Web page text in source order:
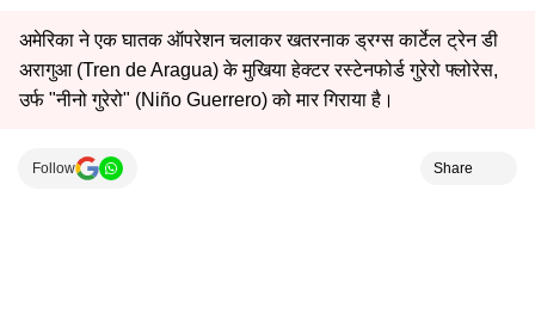
अमेरिका ने एक घातक ऑपरेशन चलाकर खतरनाक ड्रग्स कार्टेल ट्रेन डी
अरागुआ (Tren de Aragua) के मुखिया हेक्टर रस्टेनफोर्ड गुरेरो फ्लोरेस,
उर्फ ​​"नीनो गुरेरो" (Niño Guerrero) को मार गिराया है।
Follow Share